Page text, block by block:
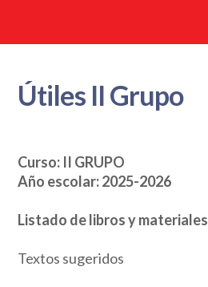
Útiles II Grupo
Curso: II GRUPO
Año escolar: 2025-2026
Listado de libros y materiales
Textos sugeridos